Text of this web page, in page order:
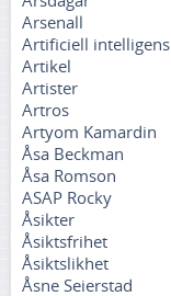
Arsenall
Artificiell intelligens
Artikel
Artister
Artros
Artyom Kamardin
Åsa Beckman
Åsa Romson
ASAP Rocky
Åsikter
Åsiktsfrihet
Åsiktslikhet
Åsne Seierstad